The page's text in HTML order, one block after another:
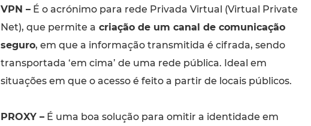
VPN –É o acrónimo para rede Privada Virtual (Virtual Private
Net), que permite a criação de um canal de comunicação
seguro, em que a informação transmitida é cifrada, sendo
transportada ‘em cima’ de uma rede pública. Ideal em
situações em que o acesso é feito a partir de locais públicos.
PROXY –É uma boa solução para omitir a identidade em